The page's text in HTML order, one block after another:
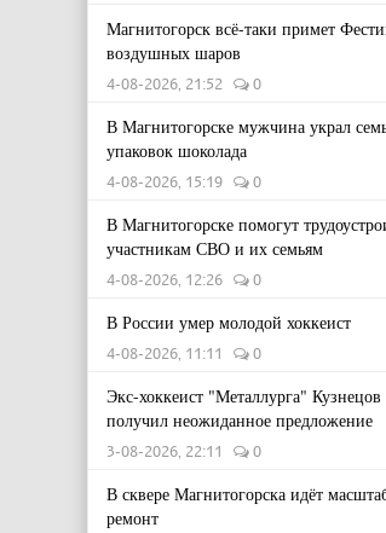
Магнитогорск всё-таки примет
воздушных шаров
4-08-2026, 21:52 0
В Магнитогорске мужчина украл
упаковок шоколада
4-08-2026, 15:19 0
В Магнитогорске помогут
участникам СВО и их семьям
4-08-2026, 12:26 0
В России умер молодой хоккеист
4-08-2026, 11:11 0
Экс-хоккеист "Металлурга" Кузнецов
получил неожиданное предложение
3-08-2026, 22:11 0
В сквере Магнитогорска идёт
ремонт